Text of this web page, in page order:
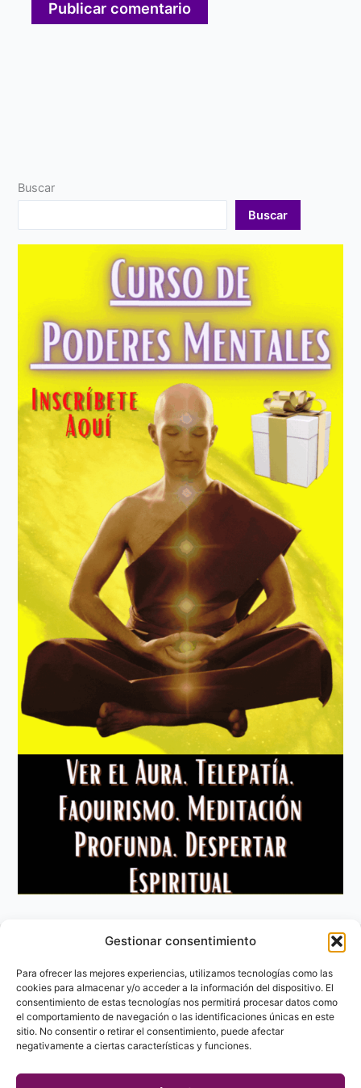
Gestionar consentimiento
Para ofrecer las mejores experiencias, utilizamos tecnologías como las
cookies para almacenar y/o acceder a la información del dispositivo. El
consentimiento de estas tecnologías nos permitirá procesar datos como
el comportamiento de navegación o las identificaciones únicas en este
sitio. No consentir o retirar el consentimiento, puede afectar
negativamente a ciertas características y funciones.
Buscar
Buscar
Aviso Legal
Política de privacidad
Política de Cookies
Contacto